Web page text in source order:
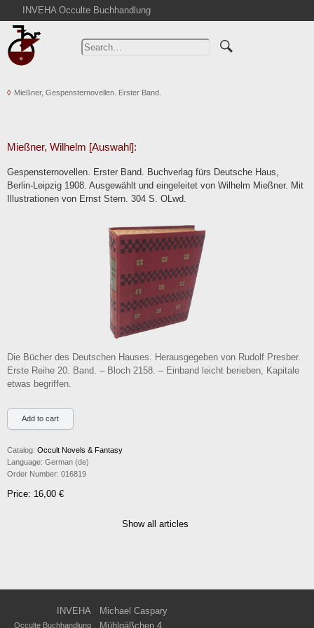
INVEHA Occulte Buchhandlung
Home
Advanced Search
Cart
Contact
Terms
Mießner, Gespensternovellen. Erster Band.
Mießner, Wilhelm [Auswahl]:
Gespensternovellen. Erster Band. Buchverlag fürs Deutsche Haus,
Berlin-Leipzig 1908. Ausgewählt und eingeleitet von Wilhelm Mießner. Mit
Illustrationen von Ernst Stern. 304 S. OLwd.
Die Bücher des Deutschen Hauses. Herausgegeben von Rudolf Presber.
Erste Reihe 20. Band. – Bloch 2158. – Einband leicht berieben, Kapitale
etwas begriffen.
Catalog: Occult Novels & Fantasy
Language: German (de)
Order Number: 016819
Price: 16,00 €
Show all articles
INVEHA Michael Caspary
Occulte Buchhandlung Mühlgäßchen 4